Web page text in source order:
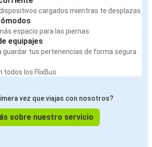
cargados mientras te desplazas
espacio para las piernas
equipajes
guardar tus pertenencias de forma segura
todos los FlixBus
vez que viajas con nosotros?
sobre nuestro servicio